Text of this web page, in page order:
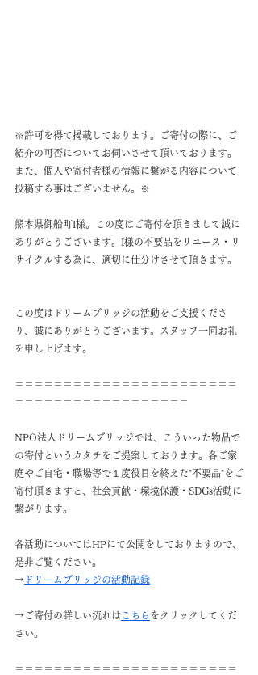
※許可を得て掲載しております。ご寄付の際に、ご
紹介の可否についてお伺いさせて頂いております。
また、個人や寄付者様の情報に繋がる内容について
投稿する事はございません。※
熊本県御船町I様。この度はご寄付を頂きまして誠に
ありがとうございます。I様の不要品をリユース・リ
サイクルする為に、適切に仕分けさせて頂きます。
この度はドリームブリッジの活動をご支援くださ
り、誠にありがとうございます。スタッフ一同お礼
を申し上げます。
＝＝＝＝＝＝＝＝＝＝＝＝＝＝＝＝＝＝＝＝＝＝＝
＝＝＝＝＝＝＝＝＝＝＝＝＝＝＝＝＝＝
NPO法人ドリームブリッジでは、こういった物品で
の寄付というカタチをご提案しております。各ご家
庭やご自宅・職場等で１度役目を終えた"不要品"をご
寄付頂きますと、社会貢献・環境保護・SDGs活動に
繋がります。
各活動についてはHPにて公開をしておりますので、
是非ご覧ください。
→ ドリームブリッジの活動記録
→ご寄付の詳しい流れは こちら をクリックしてくだ
さい。
＝＝＝＝＝＝＝＝＝＝＝＝＝＝＝＝＝＝＝＝＝＝＝